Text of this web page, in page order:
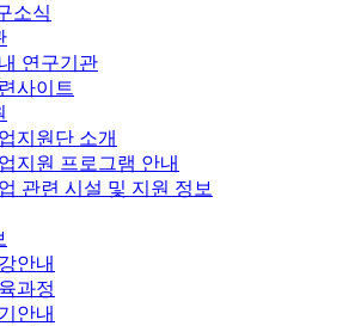
소식
연구기관
사이트
지원단 소개
지원 프로그램 안내
관련 시설 및 지원 정보
안내
과정
안내